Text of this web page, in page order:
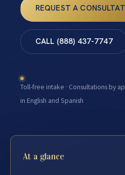
REQUEST A
CALL (888) 437-7747
Toll-free intake · Consultations by
in English and Spanish
At a glance